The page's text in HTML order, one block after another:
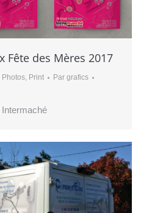
Fête des Mères 2017
Photos, Print Pargrafics
Intermaché